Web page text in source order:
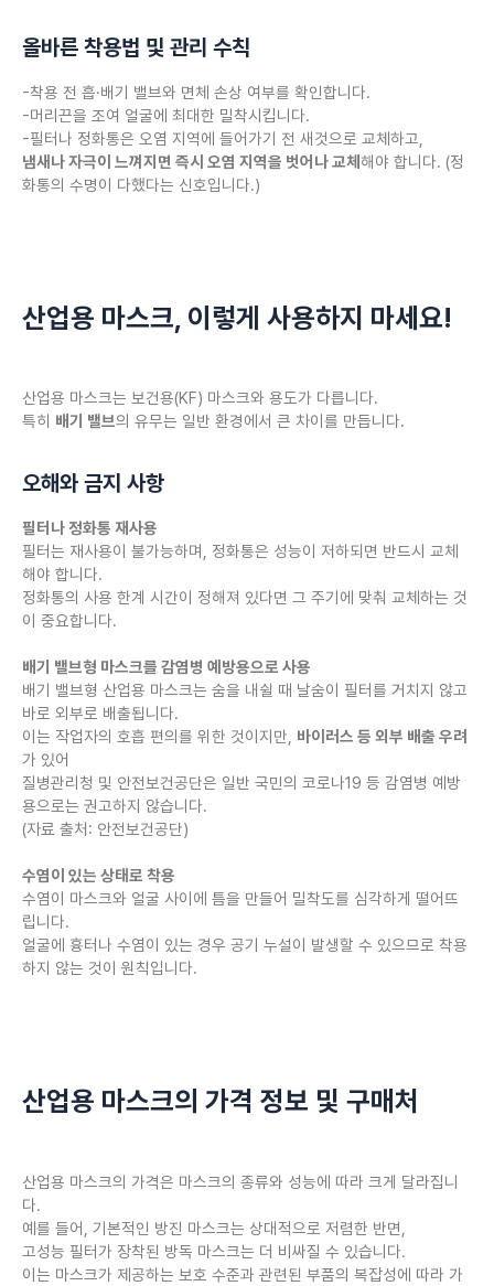
올바른 착용법 및 관리 수칙
-착용 전 흡·배기 밸브와 면체 손상 여부를 확인합니다.
-머리끈을 조여 얼굴에 최대한 밀착시킵니다.
-필터나 정화통은 오염 지역에 들어가기 전 새것으로 교체하고,
냄새나 자극이 느껴지면 즉시 오염 지역을 벗어나 교체 해야 합니다. (정
화통의 수명이 다했다는 신호입니다.)
산업용 마스크, 이렇게 사용하지 마세요!
산업용 마스크는 보건용(KF) 마스크와 용도가 다릅니다.
특히 배기 밸브의 유무는 일반 환경에서 큰 차이를 만듭니다.
오해와 금지 사항
필터나 정화통 재사용
필터는 재사용이 불가능하며, 정화통은 성능이 저하되면 반드시 교체
해야 합니다.
정화통의 사용 한계 시간이 정해져 있다면 그 주기에 맞춰 교체하는 것
이 중요합니다.
배기 밸브형 마스크를 감염병 예방용으로 사용
배기 밸브형 산업용 마스크는 숨을 내쉴 때 날숨이 필터를 거치지 않고
바로 외부로 배출됩니다.
이는 작업자의 호흡 편의를 위한 것이지만, 바이러스 등 외부 배출 우려
가 있어
질병관리청 및 안전보건공단은 일반 국민의 코로나19 등 감염병 예방
용으로는 권고하지 않습니다.
(자료 출처: 안전보건공단)
수염이 있는 상태로 착용
수염이 마스크와 얼굴 사이에 틈을 만들어 밀착도를 심각하게 떨어뜨
립니다.
얼굴에 흉터나 수염이 있는 경우 공기 누설이 발생할 수 있으므로 착용
하지 않는 것이 원칙입니다.
산업용 마스크의 가격 정보 및 구매처
산업용 마스크의 가격은 마스크의 종류와 성능에 따라 크게 달라집니
다.
예를 들어, 기본적인 방진 마스크는 상대적으로 저렴한 반면,
고성능 필터가 장착된 방독 마스크는 더 비싸질 수 있습니다.
이는 마스크가 제공하는 보호 수준과 관련된 부품의 복잡성에 따라 가